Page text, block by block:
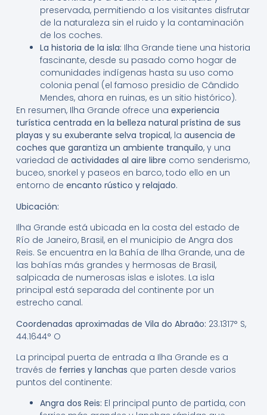
preservada, permitiendo a los visitantes disfrutar
de la naturaleza sin el ruido y la contaminación
de los coches.
La historia de la isla: Ilha Grande tiene una historia
fascinante, desde su pasado como hogar de
comunidades indígenas hasta su uso como
colonia penal (el famoso presidio de Cândido
Mendes, ahora en ruinas, es un sitio histórico).
En resumen, Ilha Grande ofrece una experiencia
turística centrada en la belleza natural prístina de sus
playas y su exuberante selva tropical, la ausencia de
coches que garantiza un ambiente tranquilo, y una
variedad de actividades al aire libre como senderismo,
buceo, snorkel y paseos en barco, todo ello en un
entorno de encanto rústico y relajado.
Ubicación:
Ilha Grande está ubicada en la costa del estado de
Río de Janeiro, Brasil, en el municipio de Angra dos
Reis. Se encuentra en la Bahía de Ilha Grande, una de
las bahías más grandes y hermosas de Brasil,
salpicada de numerosas islas e islotes. La isla
principal está separada del continente por un
estrecho canal.
Coordenadas aproximadas de Vila do Abraão: 23.1317° S,
44.1644° O
La principal puerta de entrada a Ilha Grande es a
través de ferries y lanchas que parten desde varios
puntos del continente:
Angra dos Reis: El principal punto de partida, con